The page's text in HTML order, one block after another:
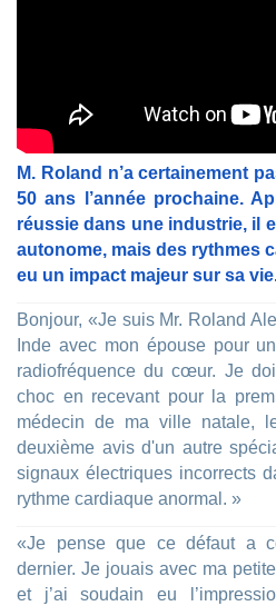
M. Roland n’a certainement
50 ans l’année prochaine.
réussie dans une industrie, il
autonome, mais des rythmes
eu un impact majeur sur sa
Bonjour, «Je suis Mr. Roland
Inde avec mon épouse pour
radiofréquence du cœur. Je
choc en recevant pour la
médecin de ma ville natale,
deuxième avis d'un autre
signaux électriques incorrects
rythme cardiaque anormal. »
«Je pense que ce défaut a
dernier. Je jouais avec ma
et j’ai soudain eu